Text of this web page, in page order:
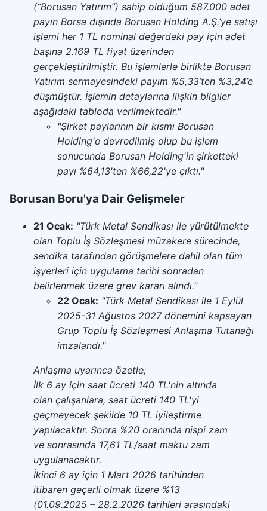
(“Borusan Yatırım”) sahip olduğum 587.000 adet
payın Borsa dışında Borusan Holding A.Ş.’ye satışı
işlemi her 1 TL nominal değerdeki pay için adet
başına 2.169 TL fiyat üzerinden
gerçekleştirilmiştir. Bu işlemlerle birlikte Borusan
Yatırım sermayesindeki payım %5,33’ten %3,24’e
düşmüştür. İşlemin detaylarına ilişkin bilgiler
aşağıdaki tabloda verilmektedir."
"Şirket paylarının bir kısmı Borusan
Holding'e devredilmiş olup bu işlem
sonucunda Borusan Holding'in şirketteki
payı %64,13'ten %66,22'ye çıktı."
Borusan Boru'ya Dair Gelişmeler
21 Ocak: "Türk Metal Sendikası ile yürütülmekte
olan Toplu İş Sözleşmesi müzakere sürecinde,
sendika tarafından görüşmelere dahil olan tüm
işyerleri için uygulama tarihi sonradan
belirlenmek üzere grev kararı alındı."
22 Ocak: "Türk Metal Sendikası ile 1 Eylül
2025-31 Ağustos 2027 dönemini kapsayan
Grup Toplu İş Sözleşmesi Anlaşma Tutanağı
imzalandı."
Anlaşma uyarınca özetle;
İlk 6 ay için saat ücreti 140 TL'nin altında
olan çalışanlara, saat ücreti 140 TL'yi
geçmeyecek şekilde 10 TL iyileştirme
yapılacaktır. Sonra %20 oranında nispi zam
ve sonrasında 17,61 TL/saat maktu zam
uygulanacaktır.
İkinci 6 ay için 1 Mart 2026 tarihinden
itibaren geçerli olmak üzere %13
(01.09.2025 – 28.2.2026 tarihleri arasındaki